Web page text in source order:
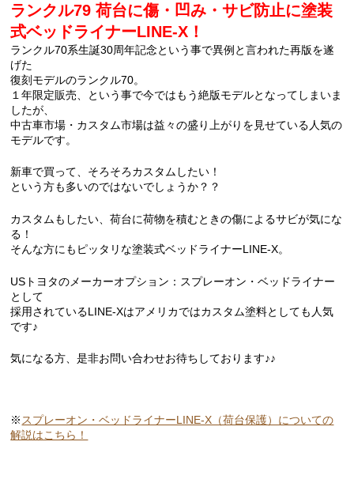
ランクル79 荷台に傷・凹み・サビ防止に塗装
式ベッドライナーLINE-X！
ランクル70系生誕30周年記念という事で異例と言われた再版を遂
げた
復刻モデルのランクル70。
１年限定販売、という事で今ではもう絶版モデルとなってしまいま
したが、
中古車市場・カスタム市場は益々の盛り上がりを見せている人気の
モデルです。
新車で買って、そろそろカスタムしたい！
という方も多いのではないでしょうか？？
カスタムもしたい、荷台に荷物を積むときの傷によるサビが気にな
る！
そんな方にもピッタリな塗装式ベッドライナーLINE-X。
USトヨタのメーカーオプション：スプレーオン・ベッドライナー
として
採用されているLINE-Xはアメリカではカスタム塗料としても人気
です♪
気になる方、是非お問い合わせお待ちしております♪♪
※スプレーオン・ベッドライナーLINE-X（荷台保護）についての
解説はこちら！